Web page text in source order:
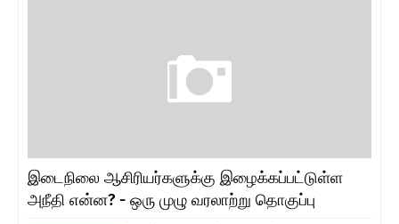
இடைநிலை ஆசிரியர்களுக்கு இழைக்கப்பட்டுள்ள
அநீதி என்ன? - ஒரு முழு வரலாற்று தொகுப்பு